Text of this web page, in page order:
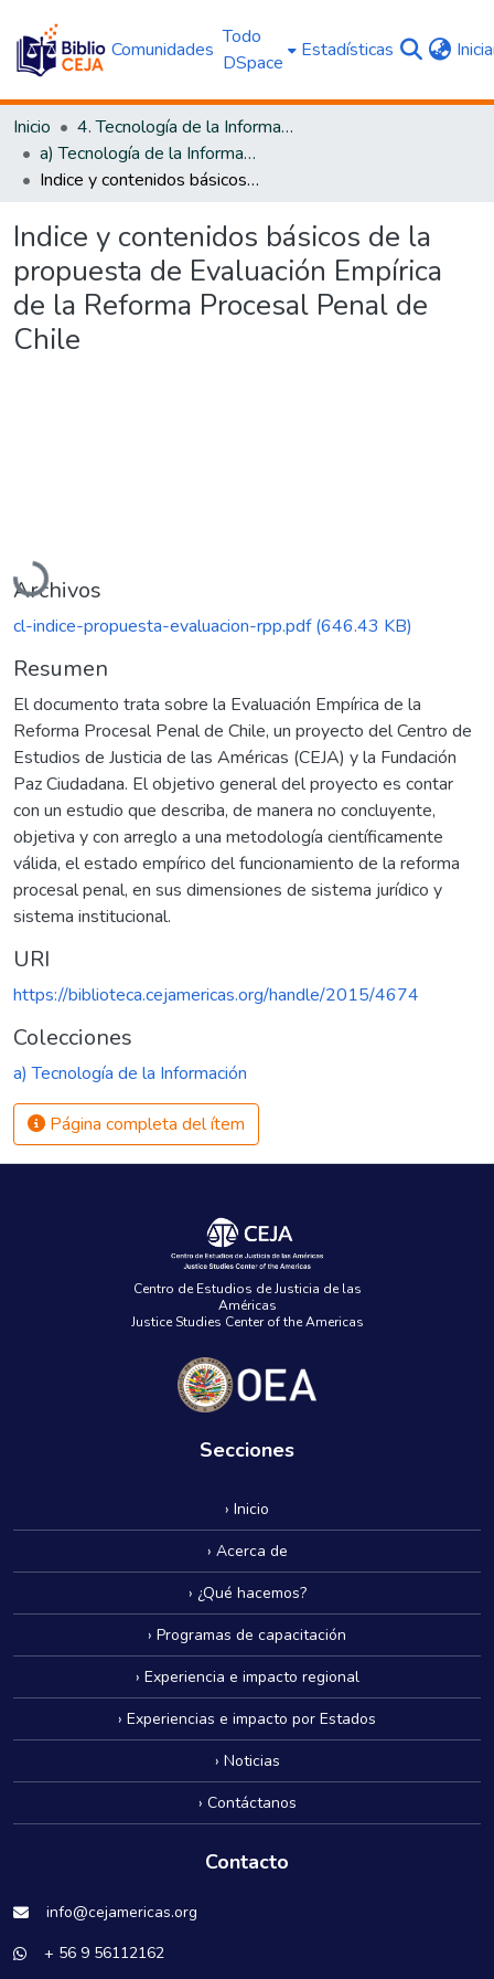
Comunidades
Todo
DSpace
Estadísticas
Inicio
4. Tecnología de la Información y Transparencia
a) Tecnología de la Información
Indice y contenidos básicos de la propuesta de Evaluación Empírica de la Reforma Procesal Penal de Chile
Indice y contenidos básicos de la
propuesta de Evaluación Empírica
de la Reforma Procesal Penal de
Chile
Cargando...
Archivos
cl-indice-propuesta-evaluacion-rpp.pdf(646.43 KB)
Resumen
El documento trata sobre la Evaluación Empírica de la
Reforma Procesal Penal de Chile, un proyecto del Centro de
Estudios de Justicia de las Américas (CEJA) y la Fundación
Paz Ciudadana. El objetivo general del proyecto es contar
con un estudio que describa, de manera no concluyente,
objetiva y con arreglo a una metodología científicamente
válida, el estado empírico del funcionamiento de la reforma
procesal penal, en sus dimensiones de sistema jurídico y
sistema institucional.
URI
https://biblioteca.cejamericas.org/handle/2015/4674
Colecciones
a) Tecnología de la Información
Página completa del ítem
Centro de Estudios de Justicia de las
Américas
Justice Studies Center of the Americas
Secciones
› Inicio
› Acerca de
› ¿Qué hacemos?
› Programas de capacitación
› Experiencia e impacto regional
› Experiencias e impacto por Estados
› Noticias
› Contáctanos
Contacto
info@cejamericas.org
+ 56 9 56112162